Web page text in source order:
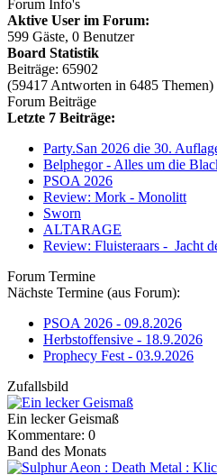
Forum Info's
Aktive User im Forum:
599 Gäste, 0 Benutzer
Board Statistik
Beiträge: 65902
(59417 Antworten in 6485 Themen)
Forum Beiträge
Letzte 7 Beiträge:
Party.San 2026 die 30.
Belphegor - Alles um die
PSOA 2026
Review: Mork - Monolitt
Sworn
ALTARAGE
Review: Fluisteraars - Jacht
Forum Termine
Nächste Termine (aus Forum):
PSOA 2026 - 09.8.2026
Herbstoffensive - 18.9.2026
Prophecy Fest - 03.9.2026
Zufallsbild
Ein lecker Geismaß
Kommentare: 0
Band des Monats